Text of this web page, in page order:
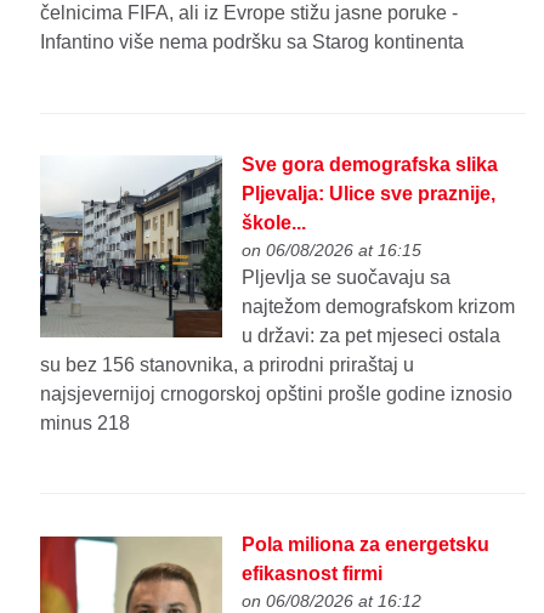
čelnicima FIFA, ali iz Evrope stižu jasne poruke -
Infantino više nema podršku sa Starog kontinenta
Sve gora demografska slika
Pljevalja: Ulice sve praznije,
škole...
on 06/08/2026 at 16:15
Pljevlja se suočavaju sa
najtežom demografskom krizom
u državi: za pet mjeseci ostala
su bez 156 stanovnika, a prirodni priraštaj u
najsjevernijoj crnogorskoj opštini prošle godine iznosio
minus 218
Pola miliona za energetsku
efikasnost firmi
on 06/08/2026 at 16:12